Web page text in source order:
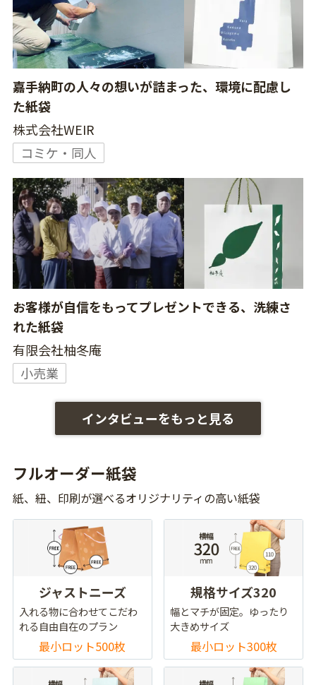
嘉手納町の人々の想いが詰まった、環境に配慮し
た紙袋
株式会社WEIR
コミケ・同人
お客様が自信をもってプレゼントできる、洗練さ
れた紙袋
有限会社柚冬庵
小売業
インタビューをもっと見る
フルオーダー紙袋
紙、紐、印刷が選べるオリジナリティの高い紙袋
ジャストニーズ
入れる物に合わせてこだわ
れる自由自在のプラン
最小ロット500枚
規格サイズ320
幅とマチが固定。ゆったり
大きめサイズ
最小ロット300枚